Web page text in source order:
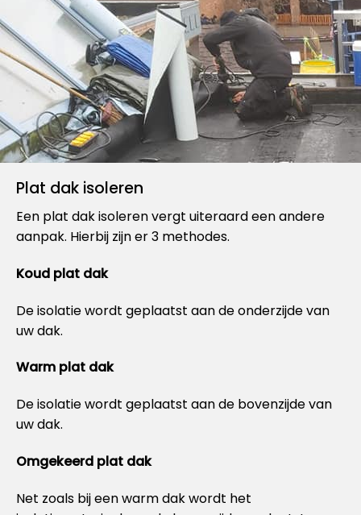
Plat dak isoleren
Een plat dak isoleren vergt uiteraard een andere
aanpak. Hierbij zijn er 3 methodes.
Koud plat dak
De isolatie wordt geplaatst aan de onderzijde van
uw dak.
Warm plat dak
De isolatie wordt geplaatst aan de bovenzijde van
uw dak.
Omgekeerd plat dak
Net zoals bij een warm dak wordt het